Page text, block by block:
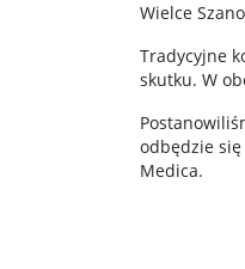
Wielce
Tradycyjne
skutku. W
odbędzie
Medica.